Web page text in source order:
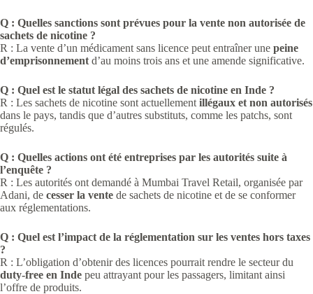
Q : Quelles sanctions sont prévues pour la vente non autorisée de
sachets de nicotine ?
R : La vente d’un médicament sans licence peut entraîner une peine
d’emprisonnement d’au moins trois ans et une amende significative.
Q : Quel est le statut légal des sachets de nicotine en Inde ?
R : Les sachets de nicotine sont actuellement illégaux et non autorisés
dans le pays, tandis que d’autres substituts, comme les patchs, sont
régulés.
Q : Quelles actions ont été entreprises par les autorités suite à
l’enquête ?
R : Les autorités ont demandé à Mumbai Travel Retail, organisée par
Adani, de cesser la vente de sachets de nicotine et de se conformer
aux réglementations.
Q : Quel est l’impact de la réglementation sur les ventes hors taxes
?
R : L’obligation d’obtenir des licences pourrait rendre le secteur du
duty-free en Inde peu attrayant pour les passagers, limitant ainsi
l’offre de produits.